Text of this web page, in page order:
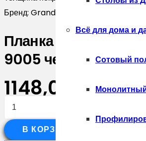
Всё для дома и
Сотовый
Бренд: Grand Line
Планка опорная
9005 черный (3м)
1148,00 ₽
Количество
товара
ПланкаВ КОРЗИНУ